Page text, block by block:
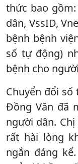
thức bao
dân, VssID,
bệnh bệnh
số tự động)
bệnh cho
Chuyển đổi
Đồng Văn đã
người dân. Chị
rất hài lòng
ngắn đáng